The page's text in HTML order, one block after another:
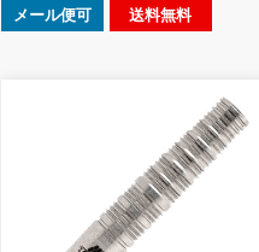
メール便可 送料無料